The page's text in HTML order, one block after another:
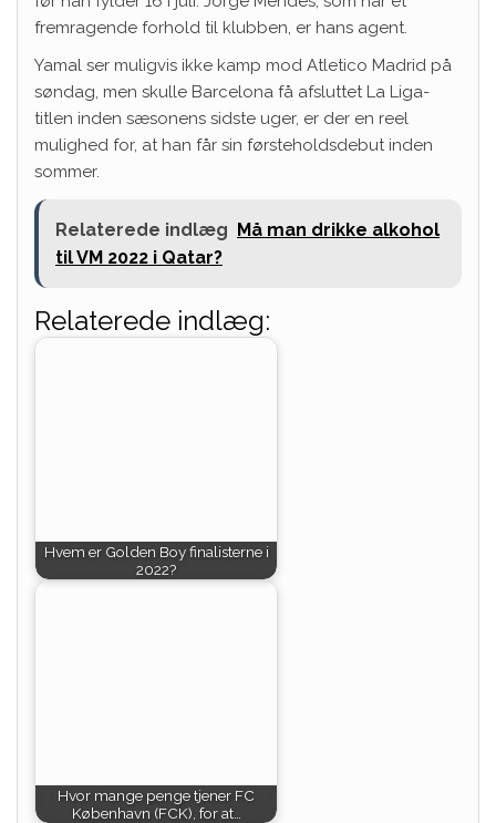
fremragende forhold til klubben, er hans agent.
Yamal ser muligvis ikke kamp mod Atletico Madrid på
søndag, men skulle Barcelona få afsluttet La Liga-
titlen inden sæsonens sidste uger, er der en reel
mulighed for, at han får sin førsteholdsdebut inden
sommer.
Relaterede indlæg Må man drikke alkohol
til VM 2022 i Qatar?
Relaterede indlæg:
Hvem er Golden Boy finalisterne i
2022?
Hvor mange penge tjener FC
København (FCK), for at…